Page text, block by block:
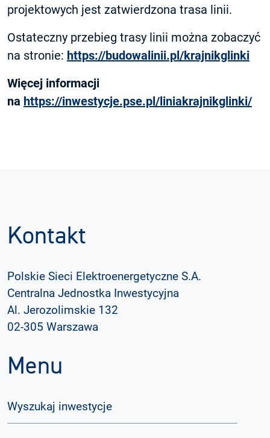
projektowych jest zatwierdzona trasa linii.
Ostateczny przebieg trasy linii można zobaczyć
na stronie: https://budowalinii.pl/krajnikglinki
Więcej informacji
na https://inwestycje.pse.pl/liniakrajnikglinki/
Kontakt
Polskie Sieci Elektroenergetyczne S.A.
Centralna Jednostka Inwestycyjna
Al. Jerozolimskie 132
02-305 Warszawa
Menu
Wyszukaj inwestycje